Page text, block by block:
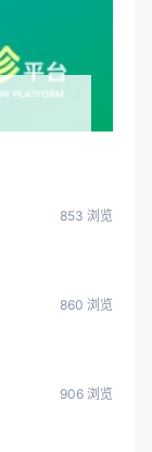
853 浏览
860 浏览
906 浏览